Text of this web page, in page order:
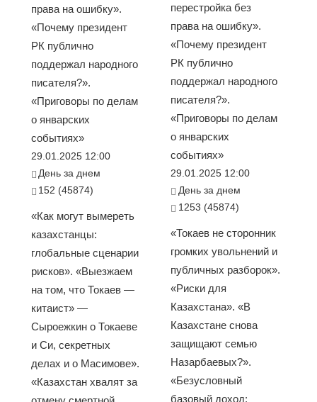
права на ошибку».
«Почему президент
РК публично
поддержал народного
писателя?».
«Приговоры по делам
о январских
событиях»
29.01.2025 12:00
День за днем
152 (45874)
«Как могут вымереть
казахстанцы:
глобальные сценарии
рисков». «Выезжаем
на том, что Токаев —
китаист» —
Сыроежкин о Токаеве
и Си, секретных
делах и о Масимове».
«Казахстан хвалят за
перестройка без
права на ошибку».
«Почему президент
РК публично
поддержал народного
писателя?».
«Приговоры по делам
о январских
событиях»
29.01.2025 12:00
День за днем
1253 (45874)
«Токаев не сторонник
громких увольнений и
публичных разборок».
«Риски для
Казахстана». «В
Казахстане снова
защищают семью
Назарбаевых?».
«Безусловный
базовый доход: